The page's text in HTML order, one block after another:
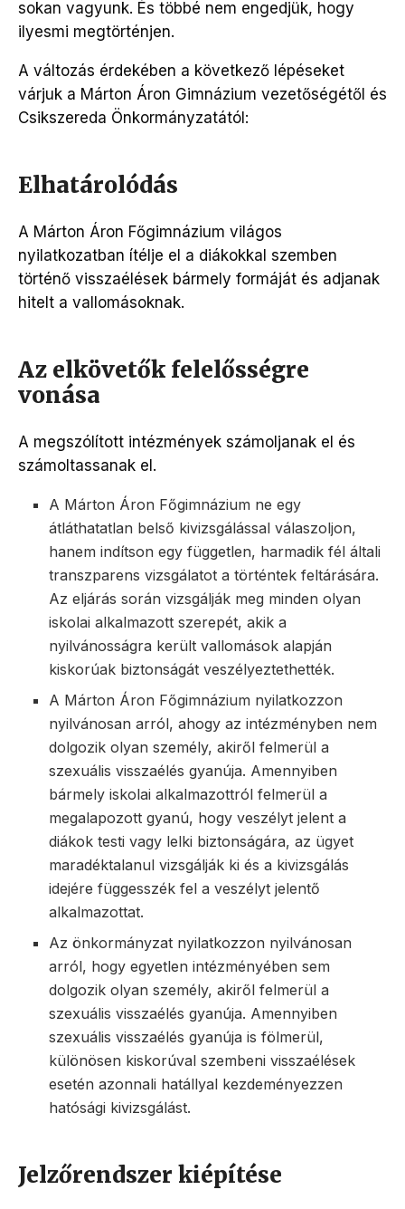
sokan vagyunk. És többé nem engedjük, hogy
ilyesmi megtörténjen.
A változás érdekében a következő lépéseket
várjuk a Márton Áron Gimnázium vezetőségétől és
Csikszereda Önkormányzatától:
Elhatárolódás
A Márton Áron Főgimnázium világos
nyilatkozatban ítélje el a diákokkal szemben
történő visszaélések bármely formáját és adjanak
hitelt a vallomásoknak.
Az elkövetők felelősségre
vonása
A megszólított intézmények számoljanak el és
számoltassanak el.
A Márton Áron Főgimnázium ne egy
átláthatatlan belső kivizsgálással válaszoljon,
hanem indítson egy független, harmadik fél általi
transzparens vizsgálatot a történtek feltárására.
Az eljárás során vizsgálják meg minden olyan
iskolai alkalmazott szerepét, akik a
nyilvánosságra került vallomások alapján
kiskorúak biztonságát veszélyeztethették.
A Márton Áron Főgimnázium nyilatkozzon
nyilvánosan arról, ahogy az intézményben nem
dolgozik olyan személy, akiről felmerül a
szexuális visszaélés gyanúja. Amennyiben
bármely iskolai alkalmazottról felmerül a
megalapozott gyanú, hogy veszélyt jelent a
diákok testi vagy lelki biztonságára, az ügyet
maradéktalanul vizsgálják ki és a kivizsgálás
idejére függesszék fel a veszélyt jelentő
alkalmazottat.
Az önkormányzat nyilatkozzon nyilvánosan
arról, hogy egyetlen intézményében sem
dolgozik olyan személy, akiről felmerül a
szexuális visszaélés gyanúja. Amennyiben
szexuális visszaélés gyanúja is fölmerül,
különösen kiskorúval szembeni visszaélések
esetén azonnali hatállyal kezdeményezzen
hatósági kivizsgálást.
Jelzőrendszer kiépítése